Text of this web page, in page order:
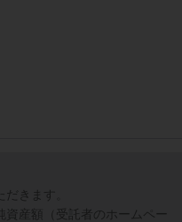
きます。
資産額（受託者のホームペー